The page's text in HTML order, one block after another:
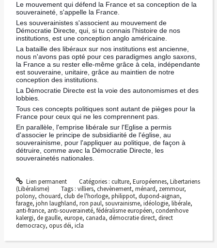
Le mouvement qui défend la France et sa conception de la
souveraineté, s'appelle la France.
Les souverainistes s'associent au mouvement de
Démocratie Directe, qui, si tu connais l'histoire de nos
institutions, est une conception anglo américaine.
La bataille des libéraux sur nos institutions est ancienne,
nous n'avons pas opté pour ces paradigmes anglo saxons,
la France a su rester elle-même grâce à cela, indépendante
est souveraine, unitaire, grâce au maintien de notre
conception des institutions.
La Démocratie Directe est la voie des autonomismes et des
lobbies.
Tous ces concepts politiques sont autant de pièges pour la
France pour ceux qui ne les comprennent pas.
En parallèle, l'emprise libérale sur l'Eglise a permis
d'associer le principe de subsidiarité de l'église, au
souverainisme, pour l'appliquer au politique, de façon à
détruire, comme avec la Démocratie Directe, les
souverainetés nationales.
Lien permanent Catégories : culture, Européennes, Libertariens
(Libéralisme)
Tags :villiers,chevènement,ménard, zemmour,
polony, chouard, club de l'horloge, philippot, dupond-aignan,
farage, john laughland, ron paul, souvrainisme, idéologie, libérale,
anti-france, anti-souveraineté, fédéralisme européen, condenhove
kalergi, de gaulle, europe, canada, démocratie direct, direct
democracy, opus déi, icla